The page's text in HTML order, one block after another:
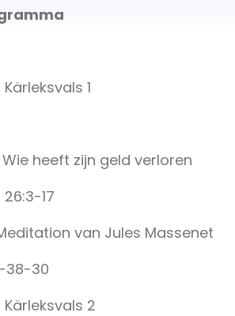
1
Wie heeft zijn geld verloren
17
van Jules Massenet
38-30
Kärleksvals 2